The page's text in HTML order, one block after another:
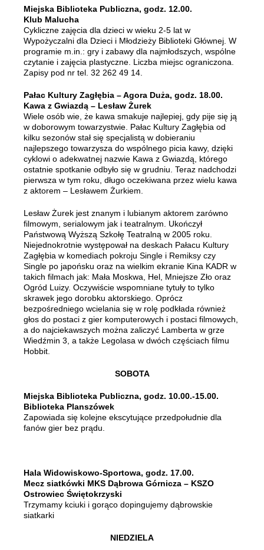
Miejska Biblioteka Publiczna, godz. 12.00.
Klub Malucha
Cykliczne zajęcia dla dzieci w wieku 2-5 lat w
Wypożyczalni dla Dzieci i Młodzieży Biblioteki Głównej. W
programie m.in.: gry i zabawy dla najmłodszych, wspólne
czytanie i zajęcia plastyczne. Liczba miejsc ograniczona.
Zapisy pod nr tel. 32 262 49 14.
Pałac Kultury Zagłębia – Agora Duża, godz. 18.00.
Kawa z Gwiazdą – Lesław Żurek
Wiele osób wie, że kawa smakuje najlepiej, gdy pije się ją
w doborowym towarzystwie. Pałac Kultury Zagłębia od
kilku sezonów stał się specjalistą w dobieraniu
najlepszego towarzysza do wspólnego picia kawy, dzięki
cyklowi o adekwatnej nazwie Kawa z Gwiazdą, którego
ostatnie spotkanie odbyło się w grudniu. Teraz nadchodzi
pierwsza w tym roku, długo oczekiwana przez wielu kawa
z aktorem – Lesławem Żurkiem.
Lesław Żurek jest znanym i lubianym aktorem zarówno
filmowym, serialowym jak i teatralnym. Ukończył
Państwową Wyższą Szkołę Teatralną w 2005 roku.
Niejednokrotnie występował na deskach Pałacu Kultury
Zagłębia w komediach pokroju Single i Remiksy czy
Single po japońsku oraz na wielkim ekranie Kina KADR w
takich filmach jak: Mała Moskwa, Hel, Mniejsze Zło oraz
Ogród Luizy. Oczywiście wspomniane tytuły to tylko
skrawek jego dorobku aktorskiego. Oprócz
bezpośredniego wcielania się w rolę podkłada również
głos do postaci z gier komputerowych i postaci filmowych,
a do najciekawszych można zaliczyć Lamberta w grze
Wiedźmin 3, a także Legolasa w dwóch częściach filmu
Hobbit.
SOBOTA
Miejska Biblioteka Publiczna, godz. 10.00.-15.00.
Biblioteka Planszówek
Zapowiada się kolejne ekscytujące przedpołudnie dla
fanów gier bez prądu.
Hala Widowiskowo-Sportowa, godz. 17.00.
Mecz siatkówki MKS Dąbrowa Górnicza – KSZO
Ostrowiec Świętokrzyski
Trzymamy kciuki i gorąco dopingujemy dąbrowskie
siatkarki
NIEDZIELA